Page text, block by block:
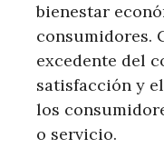
bienestar
consumidores.
excedente del
satisfacción y
los
o servicio.